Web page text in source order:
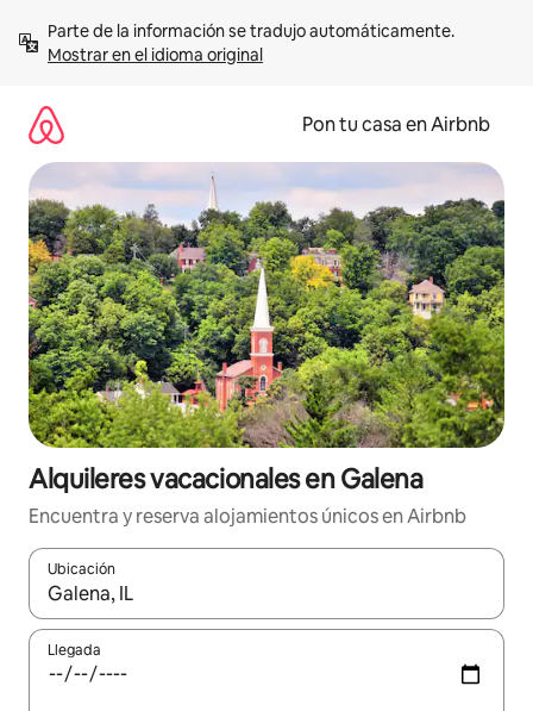
contenidoMostrar en el idioma original
Pon tu casa en Airbnb
Alquileres vacacionales en Galena
Encuentra y reserva alojamientos únicos en Airbnb
Ubicación
Cuando los resultados estén disponibles, navega con las
Llegada